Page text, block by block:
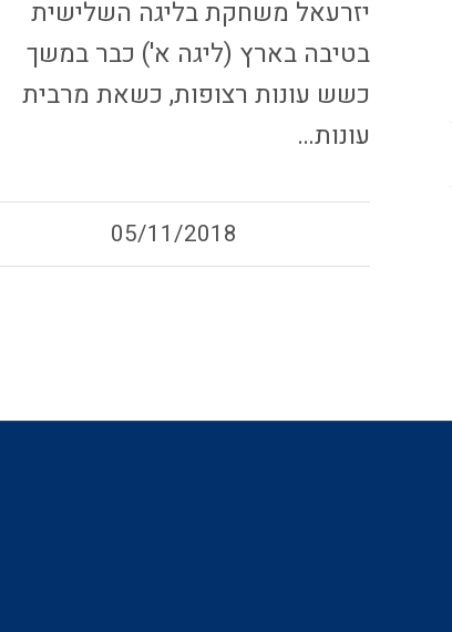
יזרעאל משחקת בליגה השלישית
בטיבה בארץ (ליגה א') כבר במשך
כשש עונות רצופות, כשאת מרבית
עונות…
05/11/2018